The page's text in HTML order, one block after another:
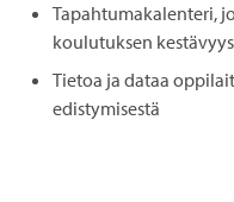
Tapahtumakalenteri,
koulutuksen
Tietoa ja dataa
edistymisestä